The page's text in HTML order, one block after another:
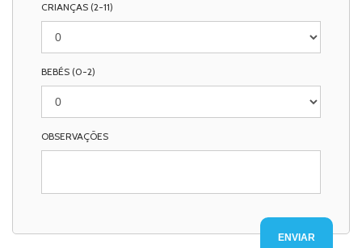
CRIANÇAS (2-11)
BEBÉS (0-2)
OBSERVAÇÕES